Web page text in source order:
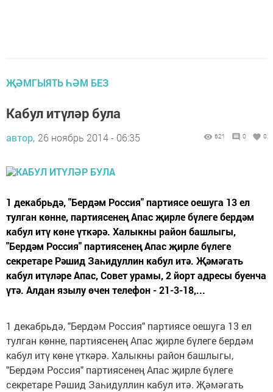
ҖӘМГЫЯТЬ ҺӘМ БЕЗ
Кабул итүләр була
автор, 26 ноябрь 2014 - 06:35 621 0 0
1 декабрьдә, "Бердәм Россия" партиясе оешуга 13 ел
тулган көнне, партиясенең Апас җирле бүлеге бердәм
кабул итү көне үткәрә. Халыкны район башлыгы,
"Бердәм Россия" партиясенең Апас җирле бүлеге
секретаре Рәшид Заһидуллин кабул итә. Җәмәгать
кабул итүләре Апас, Совет урамы, 2 йорт адресы буенча
үтә. Алдан язылу өчен телефон - 21-3-18,...
1 декабрьдә, "Бердәм Россия" партиясе оешуга 13 ел
тулган көнне, партиясенең Апас җирле бүлеге бердәм
кабул итү көне үткәрә. Халыкны район башлыгы,
"Бердәм Россия" партиясенең Апас җирле бүлеге
секретаре Рәшид Заһидуллин кабул итә. Җәмәгать